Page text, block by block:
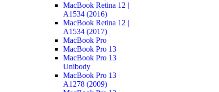
MacBook Retina 12 |
A1534 (2016)
MacBook Retina 12 |
A1534 (2017)
MacBook Pro
MacBook Pro 13
MacBook Pro 13
Unibody
MacBook Pro 13 |
A1278 (2009)